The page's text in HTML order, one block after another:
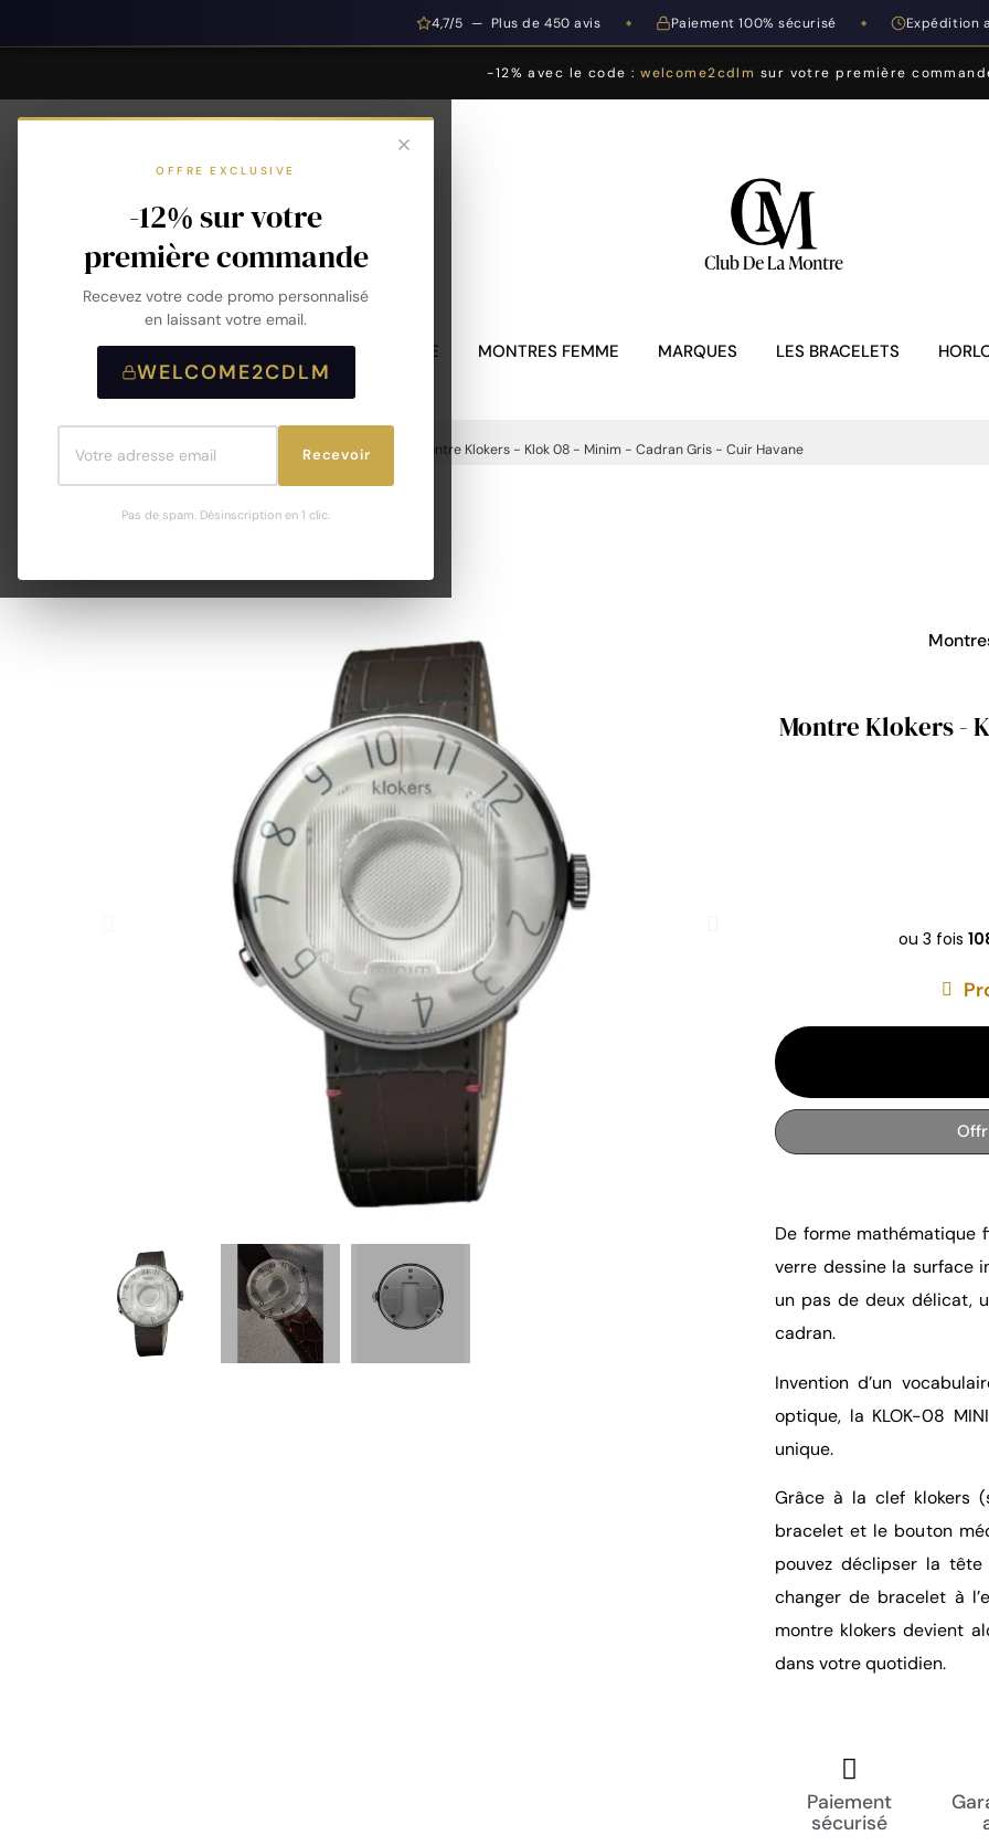
4,7/5 — Plus de 450 avis ◆ Paiement 100% sécurisé ◆ Expédition
-12% avec le code :welcome2cdlm sur votre première
OFFRE EXCLUSIVE
-12% sur votre
première commande
Recevez votre code promo personnalisé
en laissant votre email.
WELCOME2CDLM
Recevoir
Pas de spam. Désinscription en 1 clic.
MONTRES HOMME MONTRES FEMME MARQUES LES BRACELETS
Accueil Montres Montres Femme Montre Klokers - Klok 08 - Minim - Cadran Gris - Cuir Havane
Montre Klokers -
De forme mathématique
verre dessine la surface
un pas de deux délicat,
cadran.
Invention d’un
optique, la KLOK-08
unique.
Grâce à la clef klokers
bracelet et le bouton
pouvez déclipser la
changer de bracelet à
montre klokers devient
dans votre quotidien.
Paiement
sécurisé